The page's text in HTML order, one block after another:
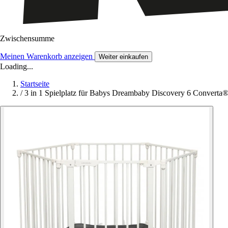
Zwischensumme
Meinen Warenkorb anzeigen Weiter einkaufen
Loading...
Startseite
/ 3 in 1 Spielplatz für Babys Dreambaby Discovery 6 Converta®